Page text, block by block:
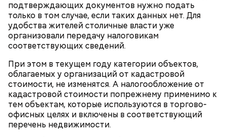
подтверждающих документов нужно подать
только в том случае, если таких данных нет. Для
удобства жителей столичные власти уже
организовали передачу налоговикам
соответствующих сведений.
При этом в текущем году категории объектов,
облагаемых у организаций от кадастровой
стоимости, не изменятся. А налогообложение от
кадастровой стоимости попрежнему применимо к
тем объектам, которые используются в торгово-
офисных целях и включены в соответствующий
перечень недвижимости.
сморчок вонючий или веселка вонючая. Мутинус
Равенеля завезли в Евразию из Северной Америки,
и в последние годы он стал все чаще встречаться в
средней полосе России.Не опасен ли он и можно
ли собиратьобычные грибы, которые растут
рядом, «Вечерней Москве» рассказал эксперт по
грибам Дмитрий Тихомиров.
— Заранее предсказать, как объект себя поведет,
невозможно. Если допустить резкое движение,
поток воздуха может увлечь шар за человеком, и
тот будет следовать за ним до тех пор, пока не
угаснет, — объяснил Бычков. — Но чаще всего они
не взрываются. Это редкий случай. Обычно энергия
у них кончается и они затухают.
Вернулся Макеев в Киев в ночь с 3 на 4 мая. По его
словам, ему казалось, что он вернулся домой с
фронта с победой.